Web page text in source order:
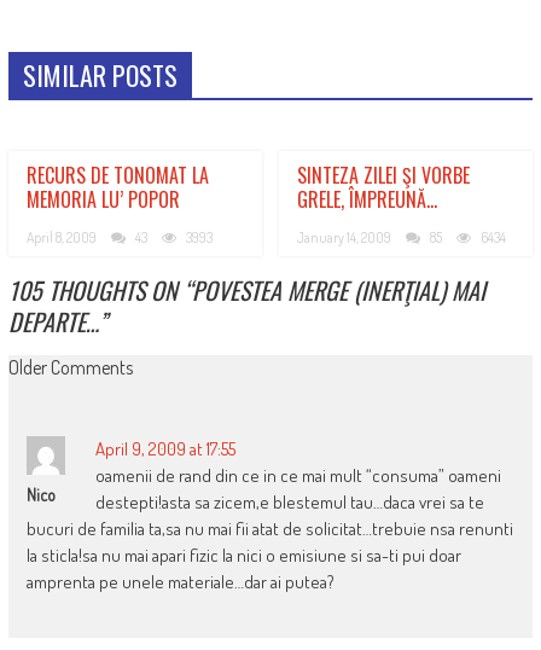
SIMILAR POSTS
RECURS DE TONOMAT LA
MEMORIA LU’ POPOR
April 8, 2009 43 3993
SINTEZA ZILEI ŞI VORBE
GRELE, ÎMPREUNĂ…
January 14, 2009 85 6434
105 THOUGHTS ON “POVESTEA MERGE (INERŢIAL) MAI
DEPARTE…”
COMMENT
Older Comments
Nico
April 9, 2009 at 17:55
oamenii de rand din ce in ce mai mult “consuma” oameni
destepti!asta sa zicem,e blestemul tau…daca vrei sa te
bucuri de familia ta,sa nu mai fii atat de solicitat…trebuie nsa renunti
la sticla!sa nu mai apari fizic la nici o emisiune si sa-ti pui doar
amprenta pe unele materiale…dar ai putea?